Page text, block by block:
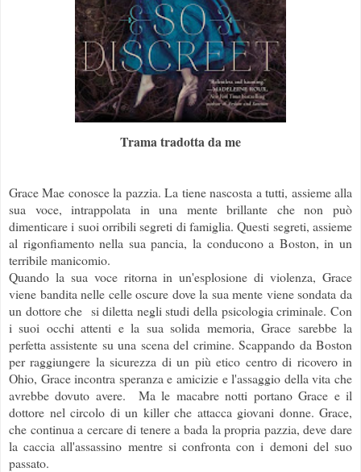
Trama tradotta da me
Grace Mae conosce la pazzia. La tiene nascosta a tutti, assieme alla
sua voce, intrappolata in una mente brillante che non può
dimenticare i suoi orribili segreti di famiglia. Questi segreti, assieme
al rigonfiamento nella sua pancia, la conducono a Boston, in un
terribile manicomio.
Quando la sua voce ritorna in un'esplosione di violenza, Grace
viene bandita nelle celle oscure dove la sua mente viene sondata da
un dottore che si diletta negli studi della psicologia criminale. Con
i suoi occhi attenti e la sua solida memoria, Grace sarebbe la
perfetta assistente su una scena del crimine. Scappando da Boston
per raggiungere la sicurezza di un più etico centro di ricovero in
Ohio, Grace incontra speranza e amicizie e l'assaggio della vita che
avrebbe dovuto avere. Ma le macabre notti portano Grace e il
dottore nel circolo di un killer che attacca giovani donne. Grace,
che continua a cercare di tenere a bada la propria pazzia, deve dare
la caccia all'assassino mentre si confronta con i demoni del suo
passato.